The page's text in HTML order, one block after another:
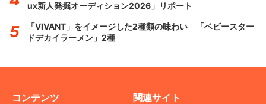
ux新人発掘オーディション2026」リポート
「VIVANT」をイメージした2種類の味わい 「ベビースター
ドデカイラーメン」2種
コンテンツ 関連サイト